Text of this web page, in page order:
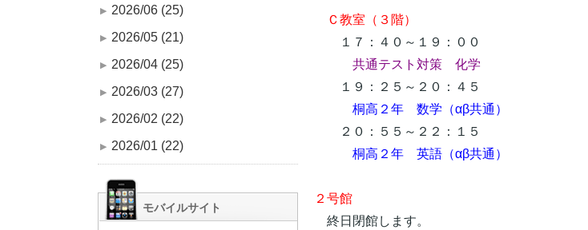
Ｃ教室（３階）
１７：４０～１９：００
共通テスト対策 化学
１９：２５～２０：４５
桐高２年 数学（αβ共通）
２０：５５～２２：１５
桐高２年 英語（αβ共通）
２号館
終日閉館します。
2026/06 (25)
2026/05 (21)
2026/04 (25)
2026/03 (27)
2026/02 (22)
2026/01 (22)
モバイルサイト